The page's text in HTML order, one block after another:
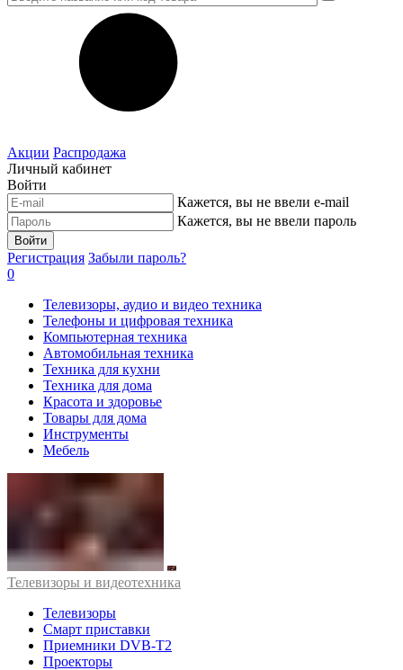
Акции Распродажа
Личный кабинет
Войти
Кажется, вы не ввели e-mail
Кажется, вы не ввели пароль
Войти
Регистрация Забыли пароль?
0
Телевизоры, аудио и видео техника
Телефоны и цифровая техника
Компьютерная техника
Автомобильная техника
Техника для кухни
Техника для дома
Красота и здоровье
Товары для дома
Инструменты
Мебель
Телевизоры и видеотехника
Телевизоры
Смарт приставки
Приемники DVB-T2
Проекторы